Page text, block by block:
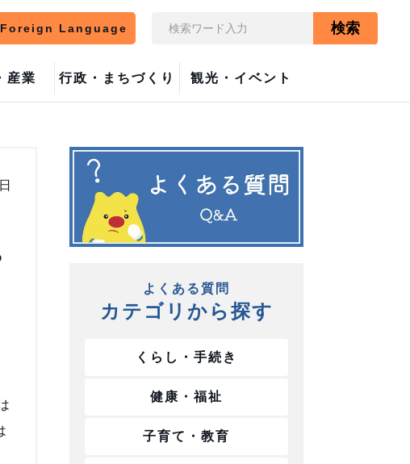
産業 行政・まちづくり 観光・イベント
Foreign Language 検索
よくある質問
カテゴリから探す
くらし・手続き
健康・福祉
子育て・教育